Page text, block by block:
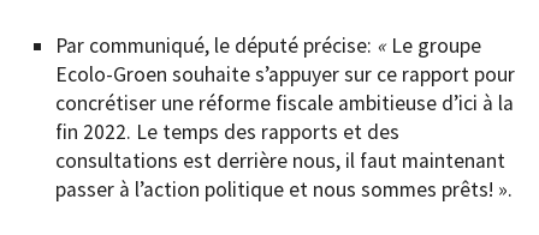
Par communiqué, le député précise: « Le groupe
Ecolo-Groen souhaite s’appuyer sur ce rapport pour
concrétiser une réforme fiscale ambitieuse d’ici à la
fin 2022. Le temps des rapports et des
consultations est derrière nous, il faut maintenant
passer à l’action politique et nous sommes prêts! ».